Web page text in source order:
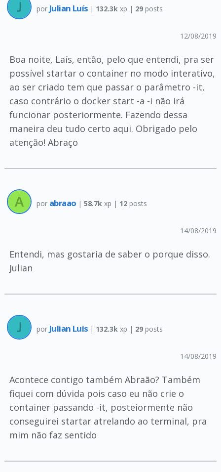
por Julian Luís | 132.3k xp | 29posts
12/08/2019
Boa noite, Laís, então, pelo que entendi, pra ser
possível startar o container no modo interativo,
ao ser criado tem que passar o parâmetro -it,
caso contrário o docker start -a -i não irá
funcionar posteriormente. Fazendo dessa
maneira deu tudo certo aqui. Obrigado pelo
atenção! Abraço
por abraao | 58.7k xp | 12posts
14/08/2019
Entendi, mas gostaria de saber o porque disso.
Julian
por Julian Luís | 132.3k xp | 29posts
14/08/2019
Acontece contigo também Abraão? Também
fiquei com dúvida pois caso eu não crie o
container passando -it, posteiormente não
conseguirei startar atrelando ao terminal, pra
mim não faz sentido